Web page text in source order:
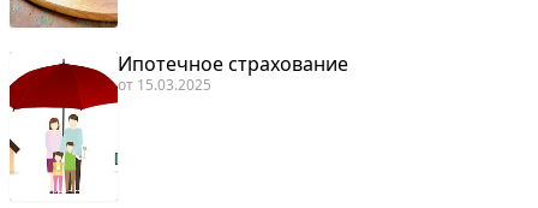
Ипотечное страхование
от 15.03.2025